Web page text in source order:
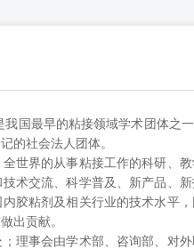
国最早的粘接领域学术团体之
的社会法人团体。
世界的从事粘接工作的科研、
术交流、科学普及、新产品、
胶粘剂及相关行业的技术水平
出贡献。
理事会由学术部、咨询部、对